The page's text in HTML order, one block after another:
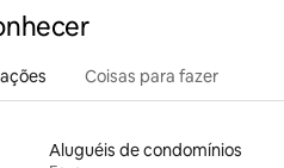
Coisas para fazer
Aluguéis de condomínios